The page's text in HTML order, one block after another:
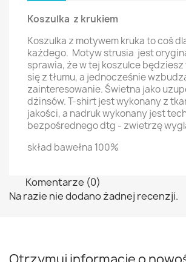
Koszulka z krukiem
Koszulka z motywem kruka to coś
każdego. Motyw strusia jest
sprawia, że w tej koszulce
się z tłumu, a jednocześnie
zainteresowanie. Świetna jako
dżinsów. T-shirt jest wykonany z
jakości, a nadruk wykonany jest
bezpośrednego dtg - zwietrzę
skład bawełna 100%
Komentarze (0)
Na razie nie dodano żadnej recenzji.